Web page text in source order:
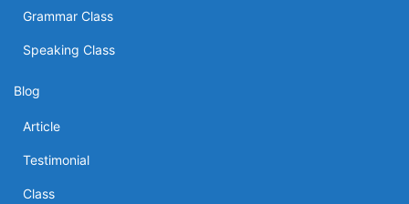
Grammar Class
Speaking Class
Blog
Article
Testimonial
Class